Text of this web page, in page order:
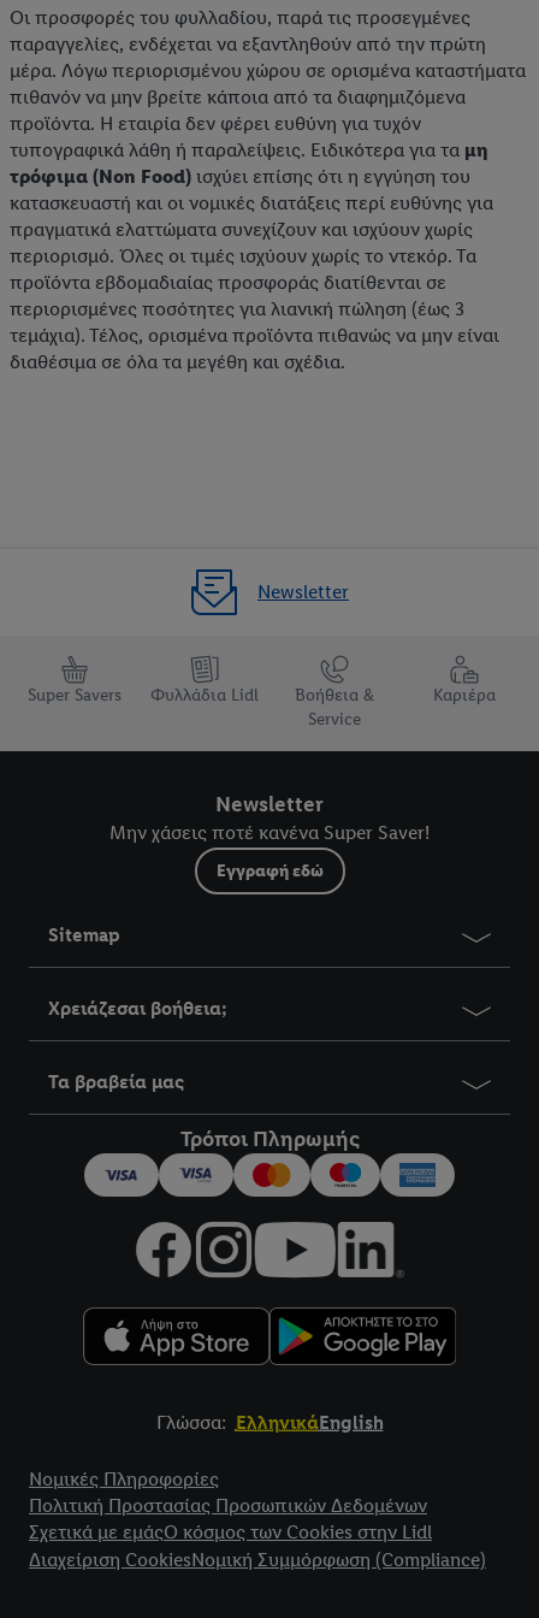
Οι προσφορές του φυλλαδίου, παρά τις προσεγμένες
παραγγελίες, ενδέχεται να εξαντληθούν από την πρώτη
μέρα. Λόγω περιορισμένου χώρου σε ορισμένα καταστήματα
πιθανόν να μην βρείτε κάποια από τα διαφημιζόμενα
προϊόντα. Η εταιρία δεν φέρει ευθύνη για τυχόν
τυπογραφικά λάθη ή παραλείψεις. Ειδικότερα για τα μη
τρόφιμα (Non Food) ισχύει επίσης ότι η εγγύηση του
κατασκευαστή και οι νομικές διατάξεις περί ευθύνης για
πραγματικά ελαττώματα συνεχίζουν και ισχύουν χωρίς
περιορισμό. Όλες οι τιμές ισχύουν χωρίς το ντεκόρ. Τα
προϊόντα εβδομαδιαίας προσφοράς διατίθενται σε
περιορισμένες ποσότητες για λιανική πώληση (έως 3
τεμάχια). Τέλος, ορισμένα προϊόντα πιθανώς να μην είναι
διαθέσιμα σε όλα τα μεγέθη και σχέδια.
Newsletter
Super Savers Φυλλάδια Lidl
Βοήθεια &
Service
Καριέρα
Newsletter
Μην χάσεις ποτέ κανένα Super Saver!
Εγγραφή εδώ
Sitemap
Χρειάζεσαι βοήθεια;
Τα βραβεία μας
Τρόποι Πληρωμής
Γλώσσα: ΕλληνικάEnglish
Νομικές Πληροφορίες
Πολιτική Προστασίας Προσωπικών Δεδομένων
Σχετικά με εμάςΟ κόσμος των Cookies στην Lidl
Διαχείριση CookiesΝομική Συμμόρφωση (Compliance)